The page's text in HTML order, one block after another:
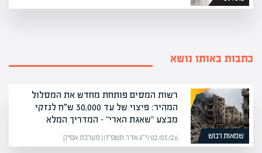
כתבות באותו נושא
שמאות רכוש
רשות המסים פותחת מחדש את המסלול
המהיר: פיצוי של עד 30,000 ש״ח לנזקי
מבצע "שאגת הארי" – המדריך המלא
02/03/26 (י״ג אדר תשפ״ו) | מערכת אפיק